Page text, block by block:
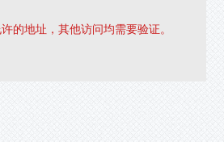
的地址，其他访问均需要验证。